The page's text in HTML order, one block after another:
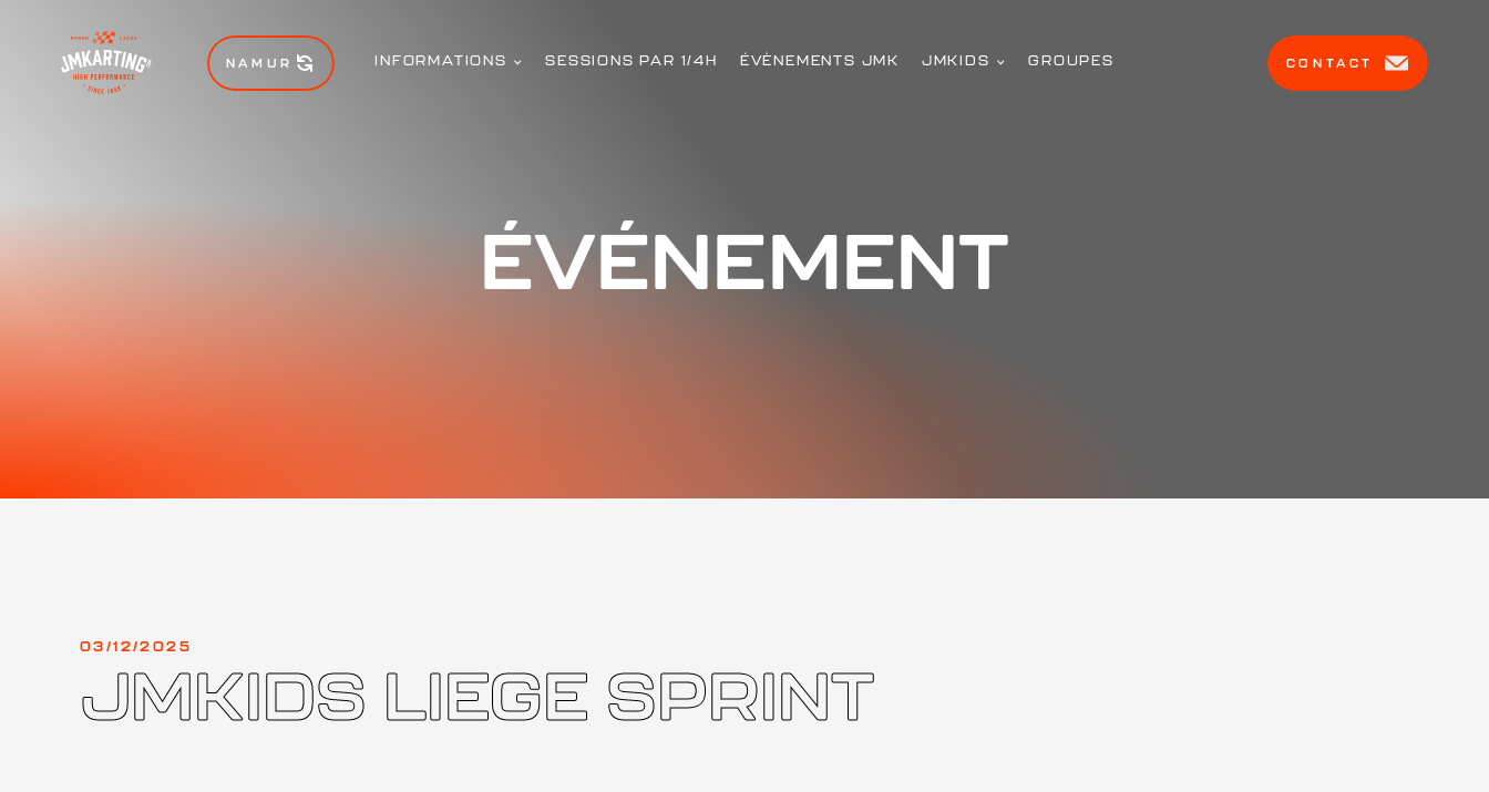
NAMUR INFORMATIONS SESSIONS PAR 1/4H ÉVÈNEMENTS JMK JMKIDS GROUPES CONTACT
ÉVÉNEMENT
03/12/2025
JMKIDS LIEGE SPRINT